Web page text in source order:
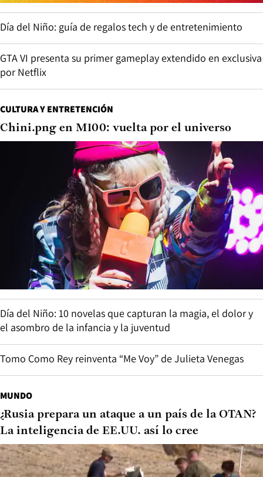
Día del Niño: guía de regalos tech y de entretenimiento
GTA VI presenta su primer gameplay extendido en exclusiva
por Netflix
CULTURA Y ENTRETENCIÓN
Chini.png en M100: vuelta por el universo
Día del Niño: 10 novelas que capturan la magia, el dolor y
el asombro de la infancia y la juventud
Tomo Como Rey reinventa “Me Voy” de Julieta Venegas
MUNDO
¿Rusia prepara un ataque a un país de la OTAN?
La inteligencia de EE.UU. así lo cree